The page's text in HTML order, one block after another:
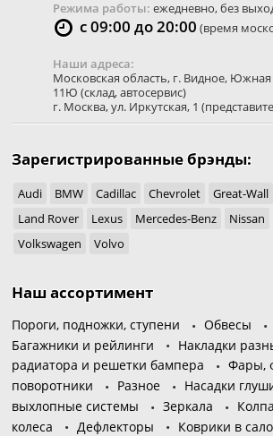
Режима работы: ежедневно, без
с 09:00 до 20:00 (время
Наши адреса:
Московская область, г. Видное, Южная
11Ю (склад, автосервис)
г. Москва,ул. Иркутская, 1
Зарегистрированные брэнды:
Audi BMW Cadillac Chevrolet Great-Wall
Land Rover
Lexus Mercedes-Benz Nissan
Volkswagen
Volvo
Наш ассортимент
Пороги, подножки, ступени Обвесы
Багажники и рейлинги
Накладки
радиатора и решетки бампера
Фары,
поворотники
Разное
Насадки
выхлопные системы
Зеркала
колеса
Дефлекторы
Коврики в